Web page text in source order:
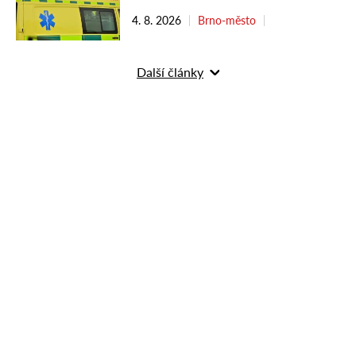
4. 8. 2026 Brno-město
Další články